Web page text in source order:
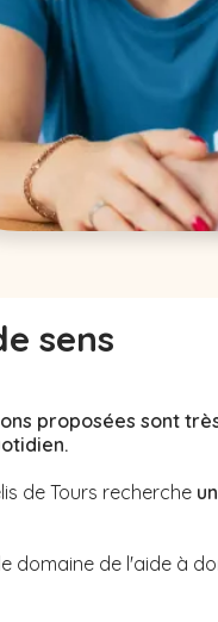
sens
proposées sont
de Tours recherche
de l'aide à